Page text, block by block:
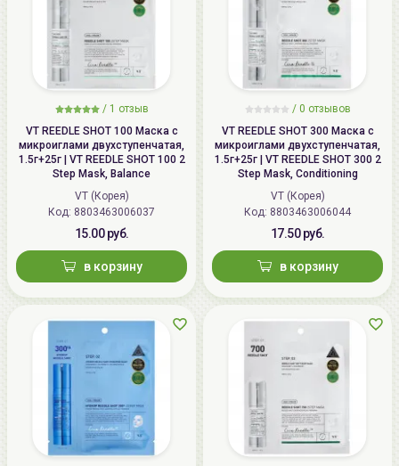
/ 1 отзыв
VT REEDLE SHOT 100 Маска с
микроиглами двухступенчатая,
1.5г+25г | VT REEDLE SHOT 100 2
Step Mask, Balance
VT (Корея)
Код: 8803463006037
15.00 руб.
в корзину
/ 0 отзывов
VT REEDLE SHOT 300 Маска с
микроиглами двухступенчатая,
1.5г+25г | VT REEDLE SHOT 300 2
Step Mask, Conditioning
VT (Корея)
Код: 8803463006044
17.50 руб.
в корзину